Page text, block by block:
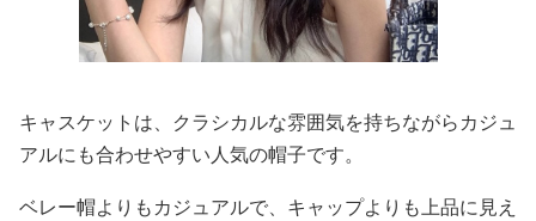
キャスケットは、クラシカルな雰囲気を持ちながらカジュ
アルにも合わせやすい人気の帽子です。
ベレー帽よりもカジュアルで、キャップよりも上品に見え